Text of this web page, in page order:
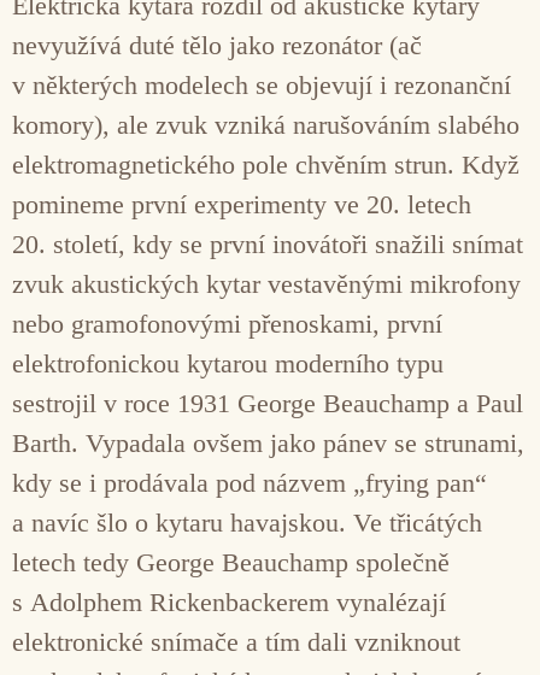
nevyužívá duté tělo jako rezonátor (ač
v některých modelech se objevují i rezonanční
komory), ale zvuk vzniká narušováním slabého
elektromagnetického pole chvěním strun. Když
pomineme první experimenty ve 20. letech
20. století, kdy se první inovátoři snažili snímat
zvuk akustických kytar vestavěnými mikrofony
nebo gramofonovými přenoskami, první
elektrofonickou kytarou moderního typu
sestrojil v roce 1931 George Beauchamp a Paul
Barth. Vypadala ovšem jako pánev se strunami,
kdy se i prodávala pod názvem „frying pan“
a navíc šlo o kytaru havajskou. Ve třicátých
letech tedy George Beauchamp společně
s Adolphem Rickenbackerem vynalézají
elektronické snímače a tím dali vzniknout